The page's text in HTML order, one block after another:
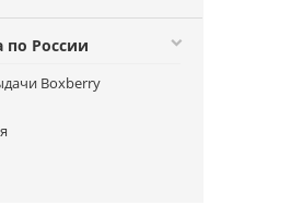
по России
Boxberry